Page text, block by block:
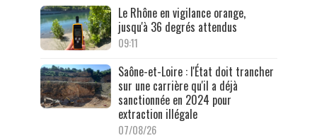
Le Rhône en vigilance orange,
jusqu'à 36 degrés attendus
09:11
Saône-et-Loire : l'État doit trancher
sur une carrière qu'il a déjà
sanctionnée en 2024 pour
extraction illégale
07/08/26